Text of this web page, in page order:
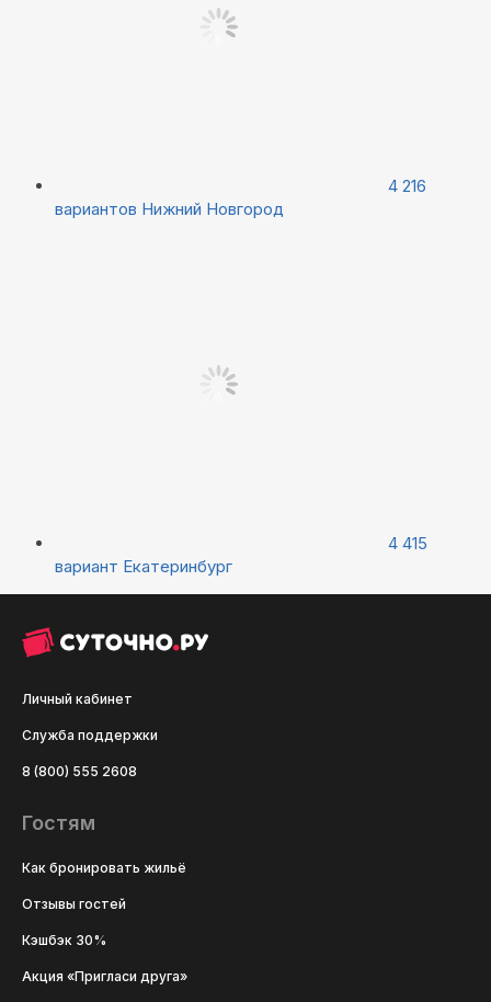
4 216
вариантов Нижний Новгород
4 415
вариант Екатеринбург
Личный кабинет
Служба поддержки
8 (800) 555 2608
Гостям
Как бронировать жильё
Отзывы гостей
Кэшбэк 30%
Акция «Пригласи друга»